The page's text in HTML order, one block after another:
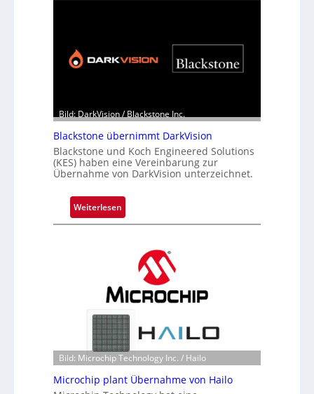
Bild: DarkVision / Blackstone Inc.
Blackstone übernimmt DarkVision
Blackstone und Koch Engineered Solutions
(KES) haben eine Vereinbarung zur
Übernahme von DarkVision unterzeichnet.
Weiterlesen
B
s
o
n
e
ü
b
Bild: Microchip Technology Inc. / Hailo
Microchip plant Übernahme von Hailo